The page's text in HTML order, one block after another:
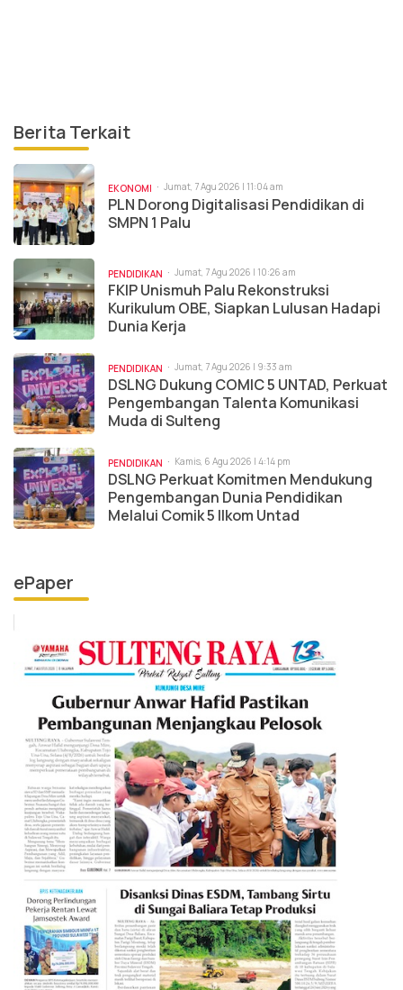
Berita Terkait
EKONOMI Jumat, 7 Agu 2026 | 11:04 am
PLN Dorong Digitalisasi Pendidikan di
SMPN 1 Palu
PENDIDIKAN Jumat, 7 Agu 2026 | 10:26 am
FKIP Unismuh Palu Rekonstruksi
Kurikulum OBE, Siapkan Lulusan Hadapi
Dunia Kerja
PENDIDIKAN Jumat, 7 Agu 2026 | 9:33 am
DSLNG Dukung COMIC 5 UNTAD, Perkuat
Pengembangan Talenta Komunikasi
Muda di Sulteng
PENDIDIKAN Kamis, 6 Agu 2026 | 4:14 pm
DSLNG Perkuat Komitmen Mendukung
Pengembangan Dunia Pendidikan
Melalui Comik 5 Ilkom Untad
ePaper